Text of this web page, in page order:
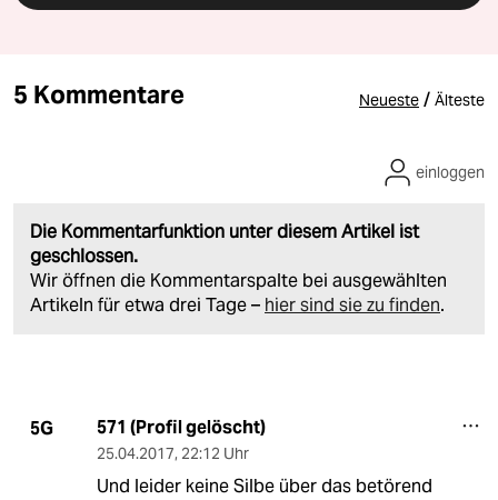
5 Kommentare Neueste / Älteste
Die Kommentarfunktion unter diesem Artikel ist
geschlossen.
Wir öffnen die Kommentarspalte bei ausgewählten
Artikeln für etwa drei Tage – hier sind sie zu finden.
einloggen
5G 571 (Profil gelöscht)
25.04.2017, 22:12 Uhr
Und leider keine Silbe über das betörend